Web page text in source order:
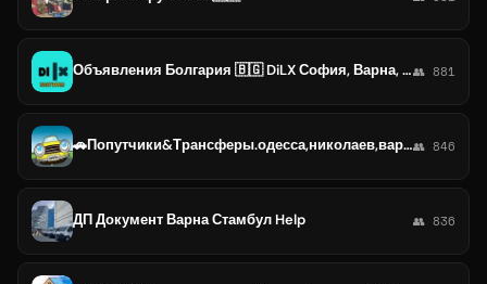
Объявления Болгария 🇧🇬 DiLX София, Варна, Бургас, Пловдив, Русе ✔️Работа, продам, сдам сниму, услуги, мероприятия👥 881
🚗Попутчики&Трансферы.одесса,николаев,варна,бургас,орловка,паланка,исакча,отопень.👥 846
ДП Документ Варна Стамбул Help 👥 836